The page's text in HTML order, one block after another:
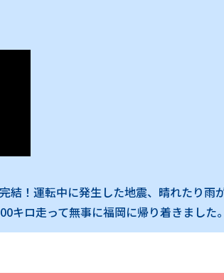
結！運転中に発生した地震、晴れたり雨
ロ走って無事に福岡に帰り着きました。